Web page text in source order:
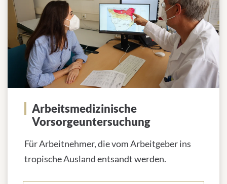
Arbeitsmedizinische
Vorsorgeuntersuchung
Für Arbeitnehmer, die vom Arbeitgeber ins
tropische Ausland entsandt werden.